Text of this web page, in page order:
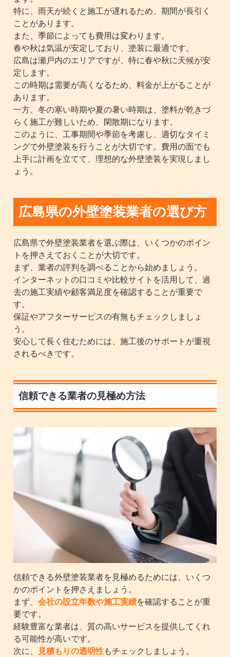
特に、雨天が続くと施工が遅れるため、期間が長引く
ことがあります。
また、季節によっても費用は変わります。
春や秋は気温が安定しており、塗装に最適です。
広島は瀬戸内のエリアですが、特に春や秋に天候が安
定します。
この時期は需要が高くなるため、料金が上がることが
あります。
一方、冬の寒い時期や夏の暑い時期は、塗料が乾きづ
らく施工が難しいため、閑散期になります。
このように、工事期間や季節を考慮し、適切なタイミ
ングで外壁塗装を行うことが大切です。費用の面でも
上手に計画を立てて、理想的な外壁塗装を実現しまし
ょう。
広島県の外壁塗装業者の選び方
広島県で外壁塗装業者を選ぶ際は、いくつかのポイン
トを押さえておくことが大切です。
まず、業者の評判を調べることから始めましょう。
インターネットの口コミや比較サイトを活用して、過
去の施工実績や顧客満足度を確認することが重要で
す。
保証やアフターサービスの有無もチェックしましょ
う。
安心して長く住むためには、施工後のサポートが重視
されるべきです。
信頼できる業者の見極め方法
信頼できる外壁塗装業者を見極めるためには、いくつ
かのポイントを押さえましょう。
まず、会社の設立年数や施工実績を確認することが重
要です。
経験豊富な業者は、質の高いサービスを提供してくれ
る可能性が高いです。
次に、
見積もりの透明性もチェックしましょう。